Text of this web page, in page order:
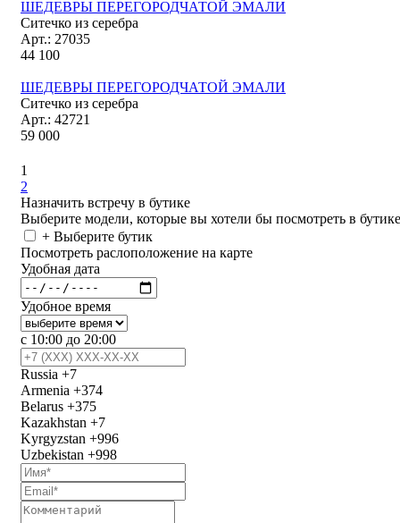
ШЕДЕВРЫ ПЕРЕГОРОДЧАТОЙ ЭМАЛИ
Ситечко из серебра
Арт.: 27035
44 100
ШЕДЕВРЫ ПЕРЕГОРОДЧАТОЙ ЭМАЛИ
Ситечко из серебра
Арт.: 42721
59 000
1
2
Назначить встречу в бутике
Выберите модели, которые вы хотели бы посмотреть в бутике
+ Выберите бутик
Посмотреть раслоположение на карте
Удобная дата
Удобное время
с 10:00 до 20:00
Russia +7
Armenia +374
Belarus +375
Kazakhstan +7
Kyrgyzstan +996
Uzbekistan +998